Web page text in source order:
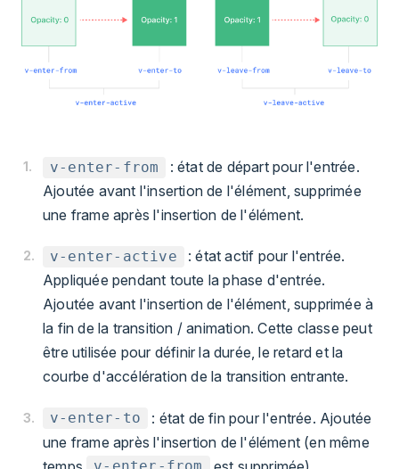
v-enter-from
: état de départ pour l'entrée.
Ajoutée avant l'insertion de l'élément, supprimée
une frame après l'insertion de l'élément.
v-enter-active
: état actif pour l'entrée.
Appliquée pendant toute la phase d'entrée.
Ajoutée avant l'insertion de l'élément, supprimée à
la fin de la transition / animation. Cette classe peut
être utilisée pour définir la durée, le retard et la
courbe d'accélération de la transition entrante.
v-enter-to
: état de fin pour l'entrée. Ajoutée
une frame après l'insertion de l'élément (en même